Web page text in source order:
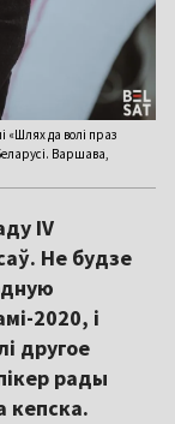
да волі праз
Варшава,
IV
Не будзе
2020, і
другое
рады
кепска.